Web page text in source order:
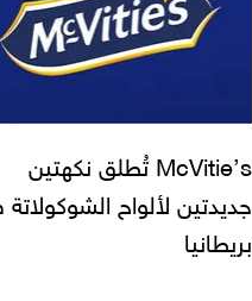
McVitie’s تُطلق نكهتين
جديدتين لألواح
بريطانيا